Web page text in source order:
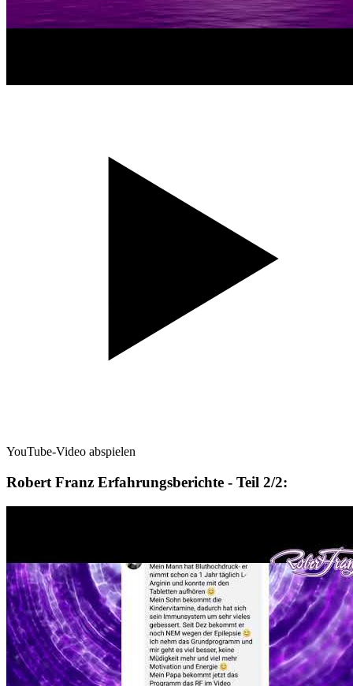
YouTube-Video abspielen
Robert Franz Erfahrungsberichte - Teil 2/2: